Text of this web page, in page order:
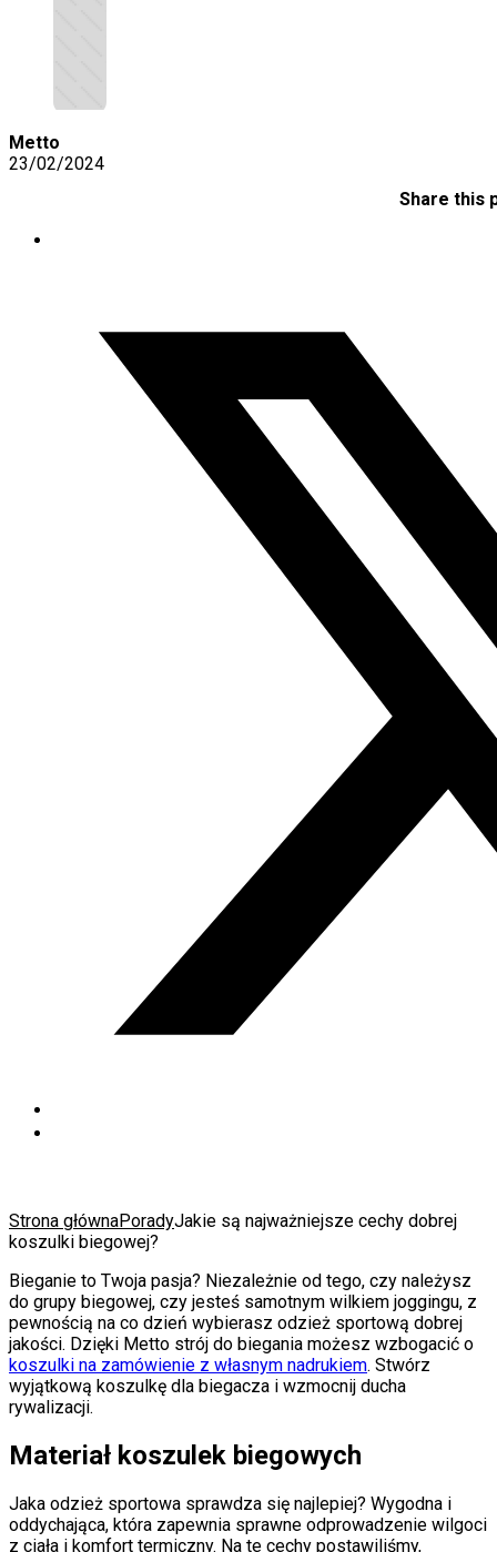
Metto
23/02/2024
Share this
Strona głównaPoradyJakie są najważniejsze cechy dobrej
koszulki biegowej?
Bieganie to Twoja pasja? Niezależnie od tego, czy należysz
do grupy biegowej, czy jesteś samotnym wilkiem joggingu, z
pewnością na co dzień wybierasz odzież sportową dobrej
jakości. Dzięki Metto strój do biegania możesz wzbogacić o
koszulki na zamówienie z własnym nadrukiem. Stwórz
wyjątkową koszulkę dla biegacza i wzmocnij ducha
rywalizacji.
Materiał koszulek biegowych
Jaka odzież sportowa sprawdza się najlepiej? Wygodna i
oddychająca, która zapewnia sprawne odprowadzenie wilgoci
z ciała i komfort termiczny. Na te cechy postawiliśmy,